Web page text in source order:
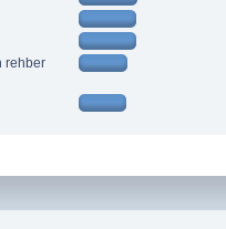
rehber